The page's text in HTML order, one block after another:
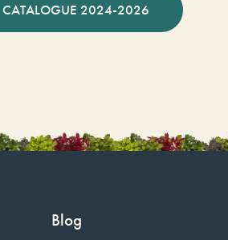
CATALOGUE 2024-2026
Blog